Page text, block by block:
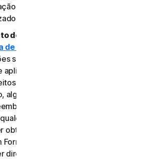
aplicável do Fornecedor através do
obteve o Serviço.
do Serviço.
de Cancelamento e Reembolso
sobre o cancelamento e obter um
aplicável. Independentemente de
legais, como direitos de
alguns Serviços podem incluir uma
caso o Utilizador não esteja
motivo. No entanto, se o
obtido o direito a utilizar o Serviço
Fornecedor e pretender cancelá-lo,
diretamente junto desse Fornecedor,